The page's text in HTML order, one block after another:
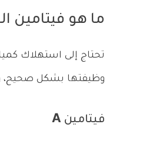
ما هو فيتامين
تحتاج إلى استهلاك
وظيفتها بشكل صحيح،
فيتامين A